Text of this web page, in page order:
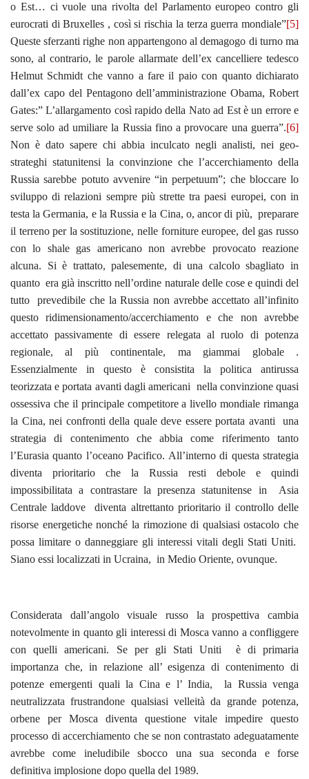
o Est… ci vuole una rivolta del Parlamento europeo contro gli
eurocrati di Bruxelles , così si rischia la terza guerra mondiale”[5]
Queste sferzanti righe non appartengono al demagogo di turno ma
sono, al contrario, le parole allarmate dell’ex cancelliere tedesco
Helmut Schmidt che vanno a fare il paio con quanto dichiarato
dall’ex capo del Pentagono dell’amministrazione Obama, Robert
Gates:” L’allargamento così rapido della Nato ad Est è un errore e
serve solo ad umiliare la Russia fino a provocare una guerra”.[6]
Non è dato sapere chi abbia inculcato negli analisti, nei geo-
strateghi statunitensi la convinzione che l’accerchiamento della
Russia sarebbe potuto avvenire “in perpetuum”; che bloccare lo
sviluppo di relazioni sempre più strette tra paesi europei, con in
testa la Germania, e la Russia e la Cina, o, ancor di più, preparare
il terreno per la sostituzione, nelle forniture europee, del gas russo
con lo shale gas americano non avrebbe provocato reazione
alcuna. Si è trattato, palesemente, di una calcolo sbagliato in
quanto era già inscritto nell’ordine naturale delle cose e quindi del
tutto prevedibile che la Russia non avrebbe accettato all’infinito
questo ridimensionamento/accerchiamento e che non avrebbe
accettato passivamente di essere relegata al ruolo di potenza
regionale, al più continentale, ma giammai globale .
Essenzialmente in questo è consistita la politica antirussa
teorizzata e portata avanti dagli americani nella convinzione quasi
ossessiva che il principale competitore a livello mondiale rimanga
la Cina, nei confronti della quale deve essere portata avanti una
strategia di contenimento che abbia come riferimento tanto
l’Eurasia quanto l’oceano Pacifico. All’interno di questa strategia
diventa prioritario che la Russia resti debole e quindi
impossibilitata a contrastare la presenza statunitense in Asia
Centrale laddove diventa altrettanto prioritario il controllo delle
risorse energetiche nonché la rimozione di qualsiasi ostacolo che
possa limitare o danneggiare gli interessi vitali degli Stati Uniti.
Siano essi localizzati in Ucraina, in Medio Oriente, ovunque.
Considerata dall’angolo visuale russo la prospettiva cambia
notevolmente in quanto gli interessi di Mosca vanno a confliggere
con quelli americani. Se per gli Stati Uniti è di primaria
importanza che, in relazione all’ esigenza di contenimento di
potenze emergenti quali la Cina e l’ India, la Russia venga
neutralizzata frustrandone qualsiasi velleità da grande potenza,
orbene per Mosca diventa questione vitale impedire questo
processo di accerchiamento che se non contrastato adeguatamente
avrebbe come ineludibile sbocco una sua seconda e forse
definitiva implosione dopo quella del 1989.